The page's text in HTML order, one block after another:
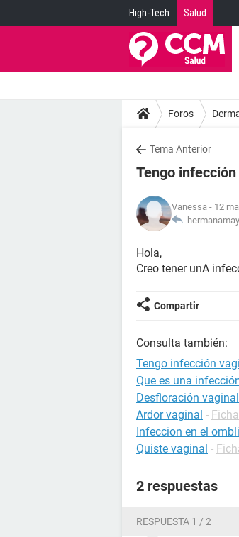
High-Tech Salud
Foros
Tema Anterior
Tengo
Vanessa - 12
Hola,
Creo tener unA
Compartir
Consulta también:
Tengo infección
Que es una
Desfloración vaginal
Ardor vaginal -
Infeccion en el
Quiste vaginal -
2 respuestas
RESPUESTA 1 / 2